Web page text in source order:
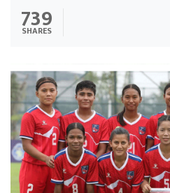
739
SHARES